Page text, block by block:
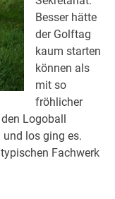
Besser hätte
der Golftag
kaum starten
können als
mit so
fröhlicher
Logoball
los ging es.
Fachwerk